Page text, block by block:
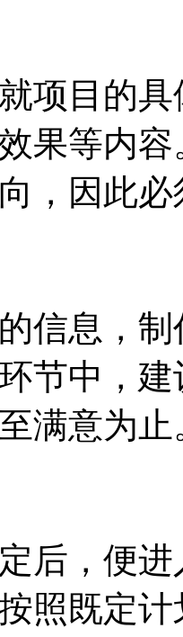
项目的
果等内
，因此
信息，
节中，
满意为止
后，便
照既定